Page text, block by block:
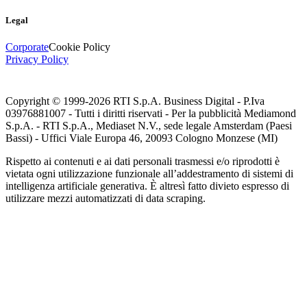
Legal
CorporateCookie Policy
Privacy Policy
Copyright © 1999-2026 RTI S.p.A. Business Digital - P.Iva
03976881007 - Tutti i diritti riservati - Per la pubblicità Mediamond
S.p.A. - RTI S.p.A., Mediaset N.V., sede legale Amsterdam (Paesi
Bassi) - Uffici Viale Europa 46, 20093 Cologno Monzese (MI)
Rispetto ai contenuti e ai dati personali trasmessi e/o riprodotti è
vietata ogni utilizzazione funzionale all’addestramento di sistemi di
intelligenza artificiale generativa. È altresì fatto divieto espresso di
utilizzare mezzi automatizzati di data scraping.